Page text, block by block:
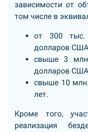
зависимости от
том числе в
от 300
долларов
свыше 3
долларов
свыше 10
лет.
Кроме того,
реализация